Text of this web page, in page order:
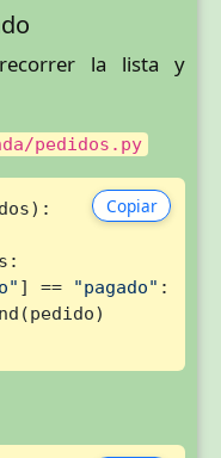
la lista y
pedidos.py
Copiar
):
] == "pagado" :